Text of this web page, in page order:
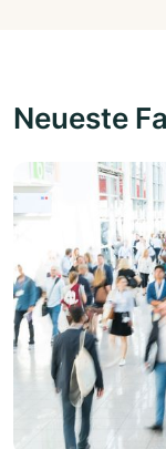
Neueste